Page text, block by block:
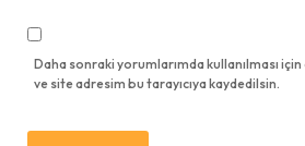
Daha sonraki yorumlarımda kullanılması
ve site adresim bu tarayıcıya kaydedilsin.